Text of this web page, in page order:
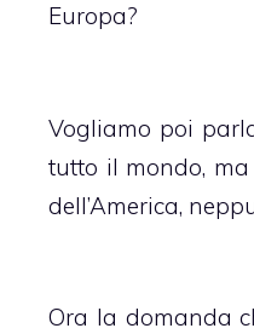
Europa?
Vogliamo poi
tutto il mondo,
dell’America,
Ora la domanda